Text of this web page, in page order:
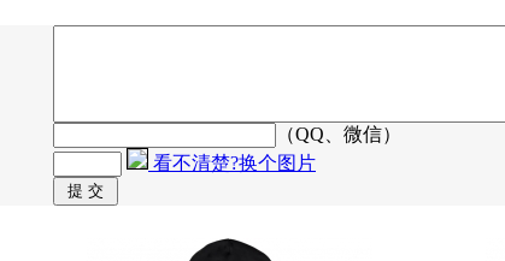
（QQ、微信）
看不清楚?换个图片